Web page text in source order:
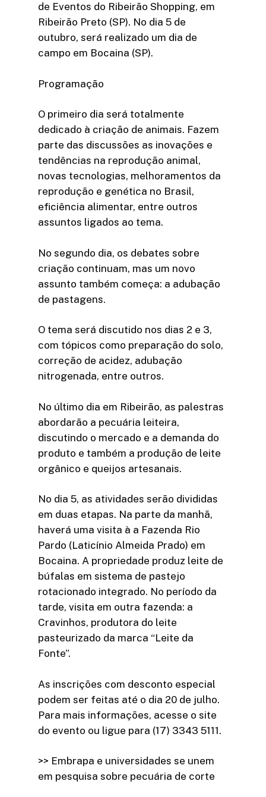
de Eventos do Ribeirão Shopping, em
Ribeirão Preto (SP). No dia 5 de
outubro, será realizado um dia de
campo em Bocaina (SP).
Programação
O primeiro dia será totalmente
dedicado à criação de animais. Fazem
parte das discussões as inovações e
tendências na reprodução animal,
novas tecnologias, melhoramentos da
reprodução e genética no Brasil,
eficiência alimentar, entre outros
assuntos ligados ao tema.
No segundo dia, os debates sobre
criação continuam, mas um novo
assunto também começa: a adubação
de pastagens.
O tema será discutido nos dias 2 e 3,
com tópicos como preparação do solo,
correção de acidez, adubação
nitrogenada, entre outros.
No último dia em Ribeirão, as palestras
abordarão a pecuária leiteira,
discutindo o mercado e a demanda do
produto e também a produção de leite
orgânico e queijos artesanais.
No dia 5, as atividades serão divididas
em duas etapas. Na parte da manhã,
haverá uma visita à a Fazenda Rio
Pardo (Laticínio Almeida Prado) em
Bocaina. A propriedade produz leite de
búfalas em sistema de pastejo
rotacionado integrado. No período da
tarde, visita em outra fazenda: a
Cravinhos, produtora do leite
pasteurizado da marca “Leite da
Fonte”.
As inscrições com desconto especial
podem ser feitas até o dia 20 de julho.
Para mais informações, acesse o site
do evento ou ligue para (17) 3343 5111.
>> Embrapa e universidades se unem
em pesquisa sobre pecuária de corte